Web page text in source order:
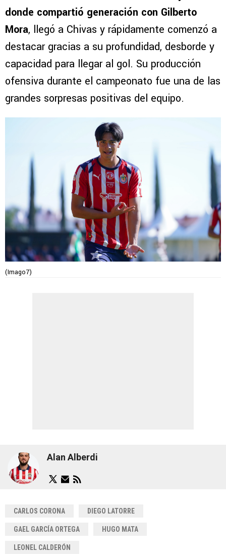
donde compartió generación con Gilberto
Mora, llegó a Chivas y rápidamente comenzó a
destacar gracias a su profundidad, desborde y
capacidad para llegar al gol. Su producción
ofensiva durante el campeonato fue una de las
grandes sorpresas positivas del equipo.
(Imago7)
Alan Alberdi
CARLOS CORONA DIEGO LATORRE
GAEL GARCÍA ORTEGA HUGO MATA
LEONEL CALDERÓN